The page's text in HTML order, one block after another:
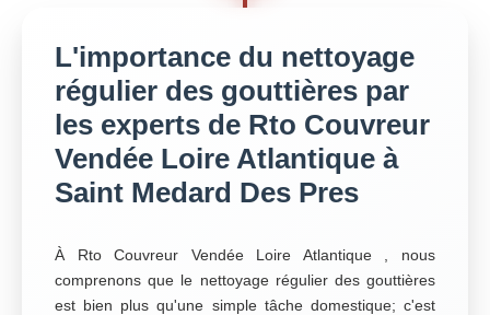
L'importance du nettoyage
régulier des gouttières par
les experts de Rto Couvreur
Vendée Loire Atlantique à
Saint Medard Des Pres
À Rto Couvreur Vendée Loire Atlantique , nous
comprenons que le nettoyage régulier des gouttières
est bien plus qu'une simple tâche domestique; c'est